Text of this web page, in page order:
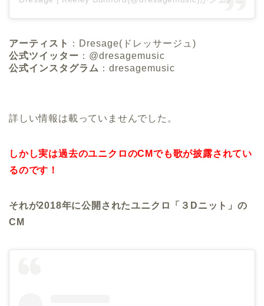
アーティスト
：Dresage(ドレッサージュ)
公式ツイッター ：@dresagemusic
公式インスタグラム ：dresagemusic
詳しい情報は載っていませんでした。
しかし実は過去のユニクロのCMでも歌が披露されてい
るのです！
それが2018年に公開されたユニクロ「３Dニット」 の
CM